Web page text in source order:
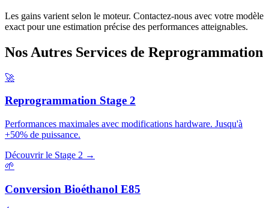
Les gains varient selon le moteur. Contactez-nous avec votre modèle
exact pour une estimation précise des performances atteignables.
Nos Autres Services de Reprogrammation
🚀
Reprogrammation Stage 2
Performances maximales avec modifications hardware. Jusqu'à
+50% de puissance.
Découvrir le Stage 2 →
🌱
Conversion Bioéthanol E85